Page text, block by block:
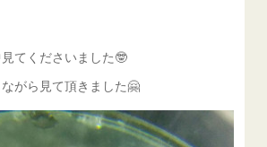
てくださいました🤓
がら見て頂きました🤗